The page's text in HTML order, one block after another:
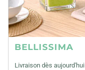
BELLISSIMA
Livraison dès aujourd'hui